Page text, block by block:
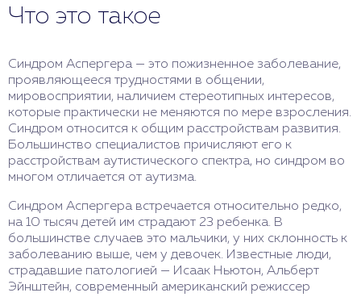
Что это такое
Синдром Аспергера — это пожизненное заболевание,
проявляющееся трудностями в общении,
мировосприятии, наличием стереотипных интересов,
которые практически не меняются по мере взросления.
Синдром относится к общим расстройствам развития.
Большинство специалистов причисляют его к
расстройствам аутистического спектра, но синдром во
многом отличается от аутизма.
Синдром Аспергера встречается относительно редко,
на 10 тысяч детей им страдают 23 ребенка. В
большинстве случаев это мальчики, у них склонность к
заболеванию выше, чем у девочек. Известные люди,
страдавшие патологией — Исаак Ньютон, Альберт
Эйнштейн, современный американский режиссер